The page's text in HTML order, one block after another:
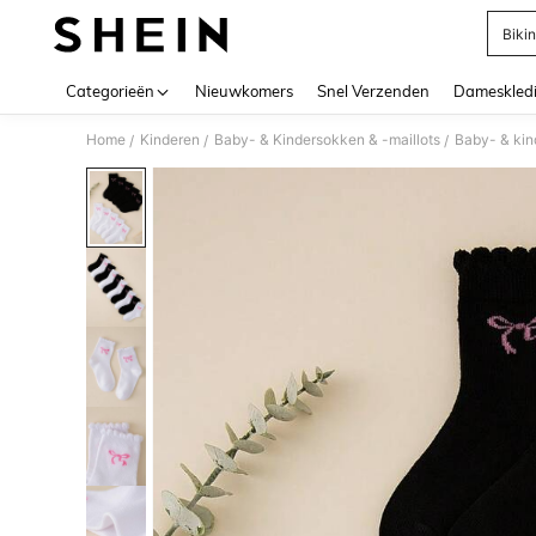
Categorieën Nieuwkomers Snel Verzenden
Home / Kinderen / Baby- & Kindersokken & -maillots / Baby- &